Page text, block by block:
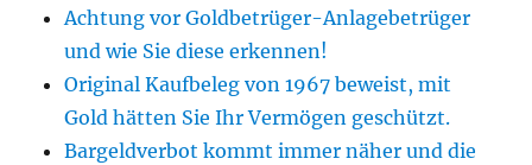
Achtung vor Goldbetrüger-Anlagebetrüger
und wie Sie diese erkennen!
Original Kaufbeleg von 1967 beweist, mit
Gold hätten Sie Ihr Vermögen geschützt.
Bargeldverbot kommt immer näher und die